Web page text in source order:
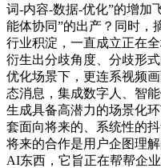
词-内容-数据-优化”的增加
能体协同”的出产？同时，
行业积淀，一直成立正在
衍生出分歧角度、分歧形
优化场景下，更连系视频
态消息，集成数字人、智
生成具备高潜力的场景化
套面向将来的、系统性的
将来的合作是用户企图理
AI东西，它旨正在帮帮企